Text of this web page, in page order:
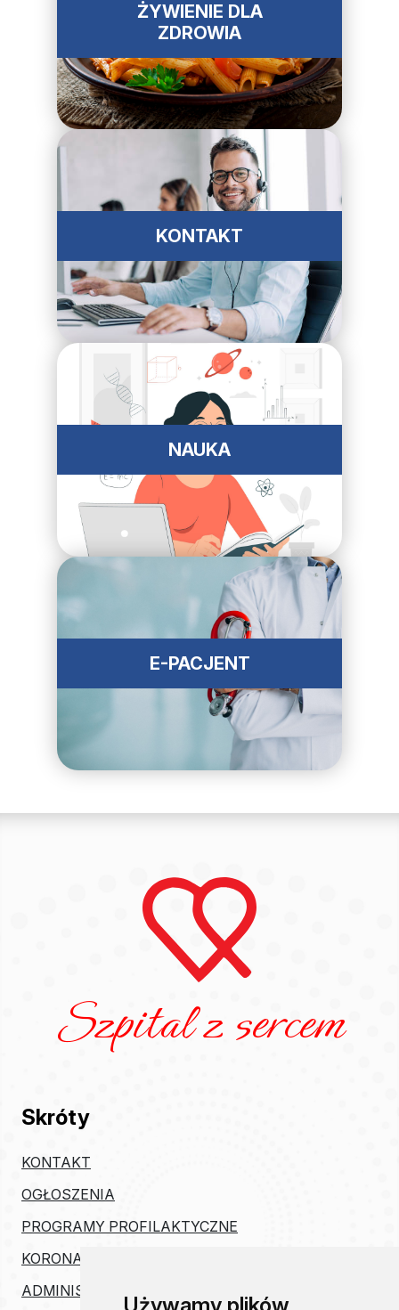
ŻYWIENIE DLA
ZDROWIA
KONTAKT
NAUKA
E-PACJENT
Szpital z sercem
Skróty
KONTAKT
OGŁOSZENIA
PROGRAMY PROFILAKTYCZNE
KORONAWIRUS
ADMINISTRACJA